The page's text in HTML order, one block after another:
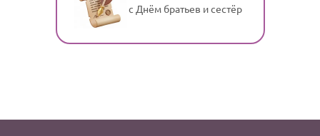
с Днём братьев и сестёр